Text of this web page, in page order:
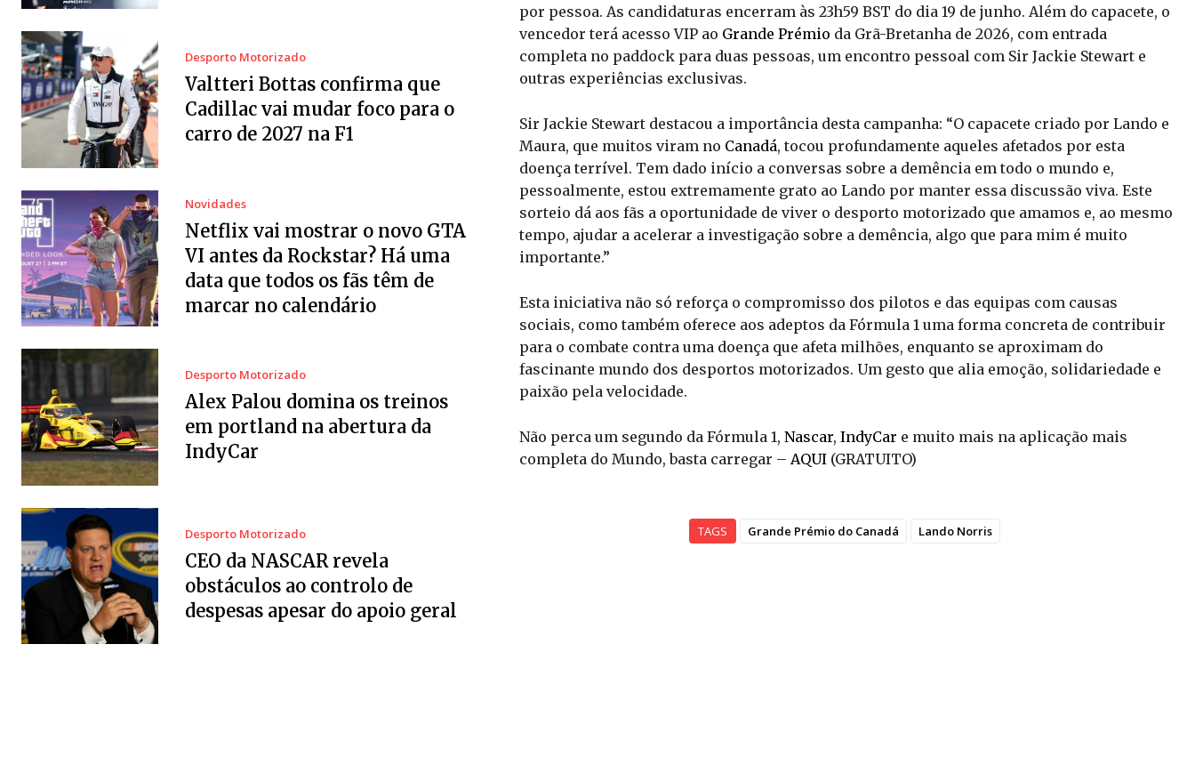
Desporto Motorizado
Valtteri Bottas confirma que
Cadillac vai mudar foco para o
carro de 2027 na F1
Novidades
Netflix vai mostrar o novo GTA
VI antes da Rockstar? Há uma
data que todos os fãs têm de
marcar no calendário
Desporto Motorizado
Alex Palou domina os treinos
em portland na abertura da
IndyCar
Desporto Motorizado
CEO da NASCAR revela
obstáculos ao controlo de
despesas apesar do apoio geral
por pessoa. As candidaturas encerram às 23h59 BST do dia 19 de junho. Além do capacete, o
vencedor terá acesso VIP ao Grande Prémio da Grã-Bretanha de 2026, com entrada
completa no paddock para duas pessoas, um encontro pessoal com Sir Jackie Stewart e
outras experiências exclusivas.
Sir Jackie Stewart destacou a importância desta campanha: “O capacete criado por Lando e
Maura, que muitos viram no Canadá, tocou profundamente aqueles afetados por esta
doença terrível. Tem dado início a conversas sobre a demência em todo o mundo e,
pessoalmente, estou extremamente grato ao Lando por manter essa discussão viva. Este
sorteio dá aos fãs a oportunidade de viver o desporto motorizado que amamos e, ao mesmo
tempo, ajudar a acelerar a investigação sobre a demência, algo que para mim é muito
importante.”
Esta iniciativa não só reforça o compromisso dos pilotos e das equipas com causas
sociais, como também oferece aos adeptos da Fórmula 1 uma forma concreta de contribuir
para o combate contra uma doença que afeta milhões, enquanto se aproximam do
fascinante mundo dos desportos motorizados. Um gesto que alia emoção, solidariedade e
paixão pela velocidade.
Não perca um segundo da Fórmula 1, Nascar, IndyCar e muito mais na aplicação mais
completa do Mundo, basta carregar – AQUI (GRATUITO)
TAGS Grande Prémio do Canadá Lando Norris